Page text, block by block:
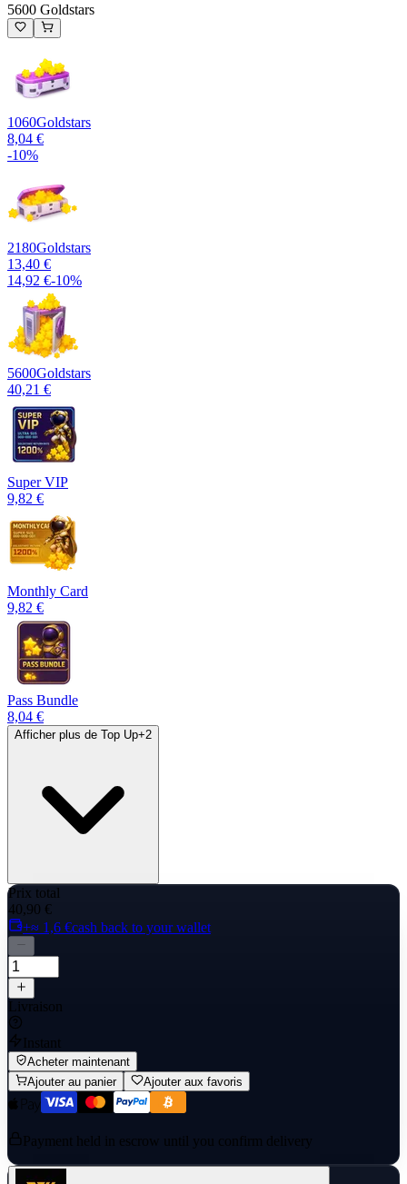
5600 Goldstars
1060Goldstars
8,04 €
-10%
2180Goldstars
13,40 €
14,92 €-10%
5600Goldstars
40,21 €
Super VIP
9,82 €
Monthly Card
9,82 €
Pass Bundle
8,04 €
Afficher plus de Top Up+2
Prix total
40,90 €
+≈ 1,6 €cash back to your wallet
Livraison
Instant
Acheter maintenant
Ajouter au panier
Ajouter aux favoris
Payment held in escrow until you confirm delivery